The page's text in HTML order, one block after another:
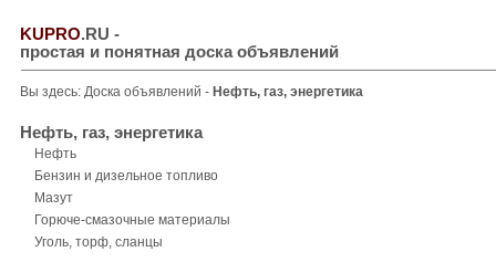
KUPRO.RU -
простая и понятная доска объявлений
Вы здесь: Доска объявлений - Нефть, газ, энергетика
Нефть, газ, энергетика
Нефть
Бензин и дизельное топливо
Мазут
Горюче-смазочные материалы
Уголь, торф, сланцы